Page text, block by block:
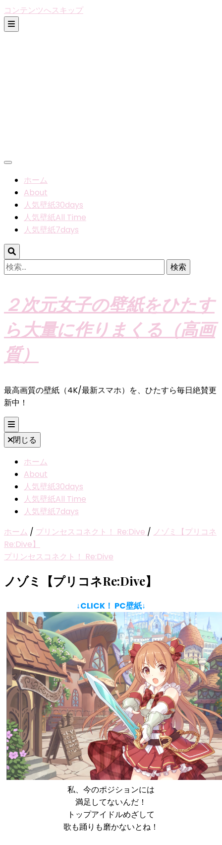
コンテンツへスキップ
ホーム
About
人気壁紙30days
人気壁紙All Time
人気壁紙7days
検
索:
２次元女子の壁紙をひたす
ら大量に作りまくる（高画
質）
最高画質の壁紙（4K/最新スマホ）を、ひたすら毎日絶賛更
新中！
閉じる
ホーム
About
人気壁紙30days
人気壁紙All Time
人気壁紙7days
ホーム / プリンセスコネクト！ Re:Dive / ノゾミ【プリコネ
Re:Dive】
プリンセスコネクト！ Re:Dive
ノゾミ【プリコネRe:Dive】
↓CLICK！ PC壁紙↓
私、今のポジションには
満足してないんだ！
トップアイドルめざして
歌も踊りも磨かないとね！